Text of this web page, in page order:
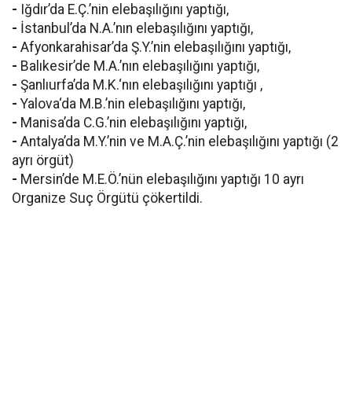
- Iğdır’da E.Ç.’nin elebaşılığını yaptığı,
- İstanbul’da N.A.’nın elebaşılığını yaptığı,
- Afyonkarahisar’da Ş.Y.’nin elebaşılığını yaptığı,
- Balıkesir’de M.A.’nın elebaşılığını yaptığı,
- Şanlıurfa’da M.K.‘nın elebaşılığını yaptığı ,
- Yalova‘da M.B.’nin elebaşılığını yaptığı,
- Manisa’da C.G.’nin elebaşılığını yaptığı,
- Antalya’da M.Y.’nin ve M.A.Ç.’nin elebaşılığını yaptığı (2
ayrı örgüt)
- Mersin’de M.E.Ö.’nün elebaşılığını yaptığı 10 ayrı
Organize Suç Örgütü çökertildi.